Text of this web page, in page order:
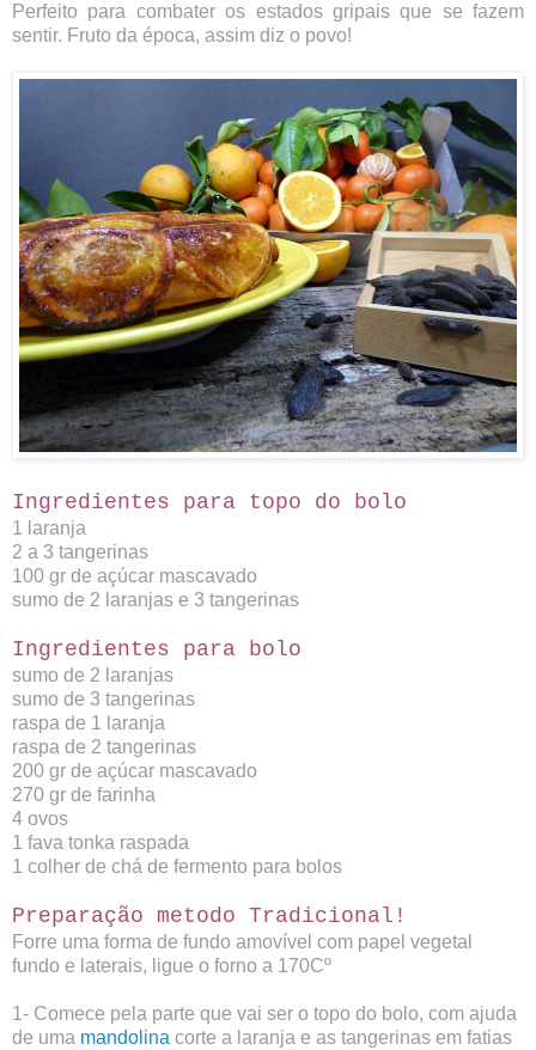
Perfeito para combater os estados gripais que se fazem
sentir. Fruto da época, assim diz o povo!
Ingredientes para topo do bolo
1 laranja
2 a 3 tangerinas
100 gr de açúcar mascavado
sumo de 2 laranjas e 3 tangerinas
Ingredientes para bolo
sumo de 2 laranjas
sumo de 3 tangerinas
raspa de 1 laranja
raspa de 2 tangerinas
200 gr de açúcar mascavado
270 gr de farinha
4 ovos
1 fava tonka raspada
1 colher de chá de fermento para bolos
Preparação metodo Tradicional!
Forre uma forma de fundo amovível com papel vegetal
fundo e laterais, ligue o forno a 170Cº
1- Comece pela parte que vai ser o topo do bolo, com ajuda
de uma mandolina corte a laranja e as tangerinas em fatias